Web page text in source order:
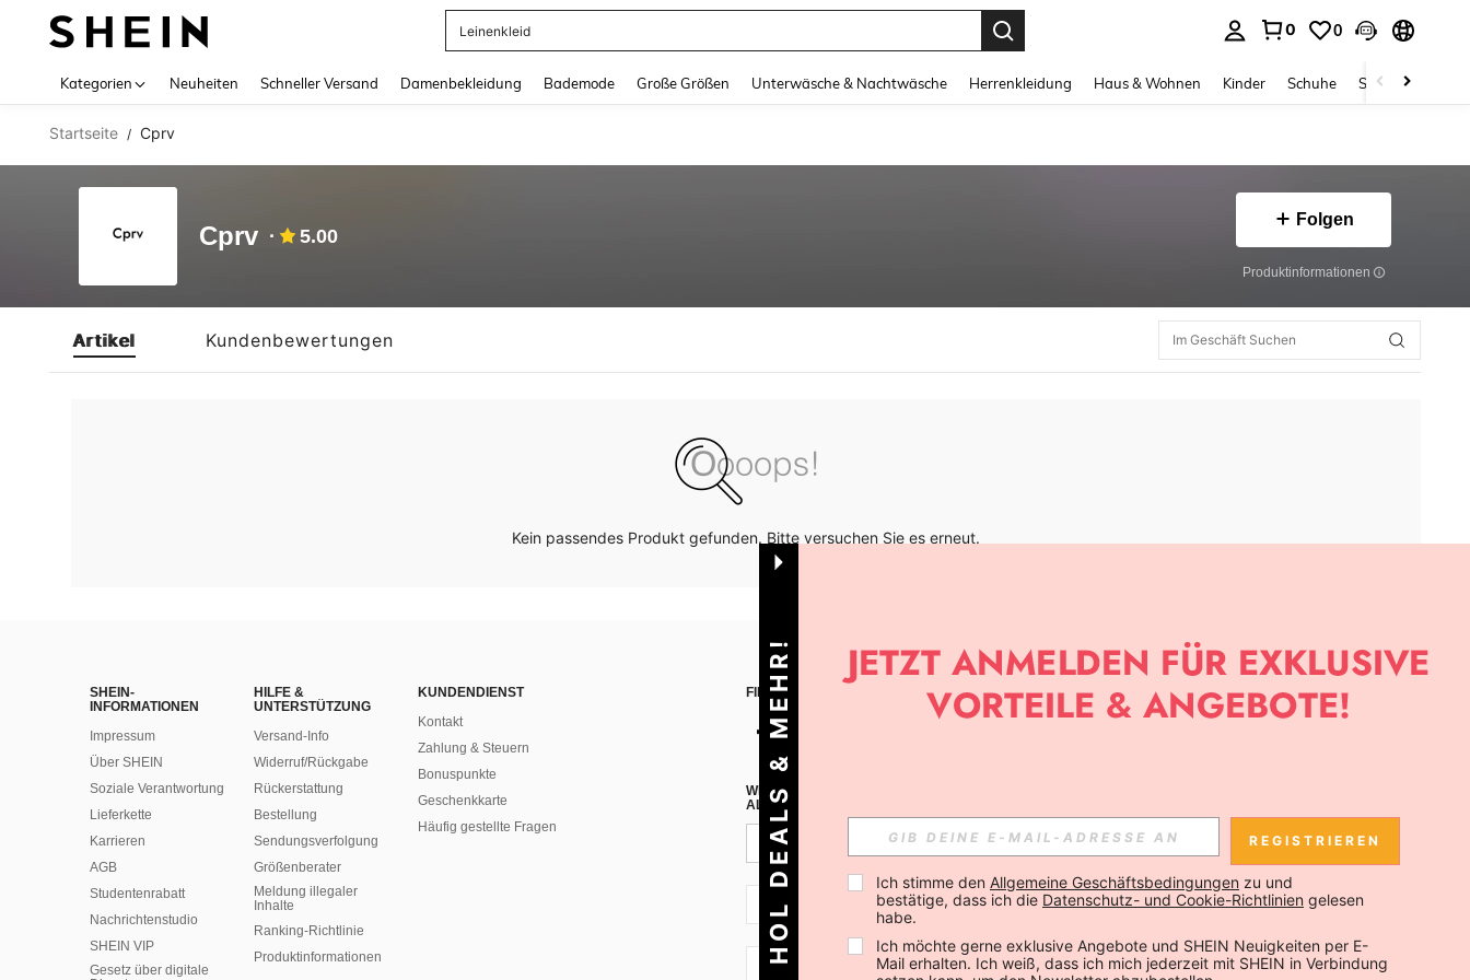
Leinenkleid
0 0
Kategorien Neuheiten Schneller Versand Damenbekleidung Bademode Große Größen Unterwäsche & Nachtwäsche Herrenkleidung Haus & Wohnen Kinder Schuhe Schmuck &
Startseite / Cprv
Cprv 5.00
Folgen
Produktinformationen
Artikel Kundenbewertungen
Kein passendes Produkt gefunden. Bitte versuchen Sie es erneut.
SHEIN-
INFORMATIONEN
Impressum
Über SHEIN
Soziale Verantwortung
Lieferkette
Karrieren
AGB
Studentenrabatt
Nachrichtenstudio
SHEIN VIP
Gesetz über digitale
HILFE &
UNTERSTÜTZUNG
Versand-Info
Widerruf/Rückgabe
Rückerstattung
Bestellung
Sendungsverfolgung
Größenberater
Meldung illegaler
Inhalte
Ranking-Richtlinie
​Produktinformationen
KUNDENDIENST
Kontakt
Zahlung & Steuern
Bonuspunkte
Geschenkkarte
Häufig gestellte Fragen
FINDE UNS AUF APP
WENN DU DICH FÜR UNSEREN NEWSLETTER ANMELDEST, KANNST DU DIE NEUESTEN TRENDS VOR
ALLEN ANDEREN ERFAHREN (DU KANNST DICH JEDERZEIT ABMELDEN).
Abonnieren
AT + 43 Abonnieren
AT + 43 Abonnieren
HOL DEALS & MEHR! REGISTRIEREN
Ich stimme den Allgemeine Geschäftsbedingungen zu und
bestätige, dass ich die Datenschutz- und Cookie-Richtlinien gelesen
habe.
Ich möchte gerne exklusive Angebote und SHEIN Neuigkeiten per E-
Mail erhalten. Ich weiß, dass ich mich jederzeit mit SHEIN in Verbindung